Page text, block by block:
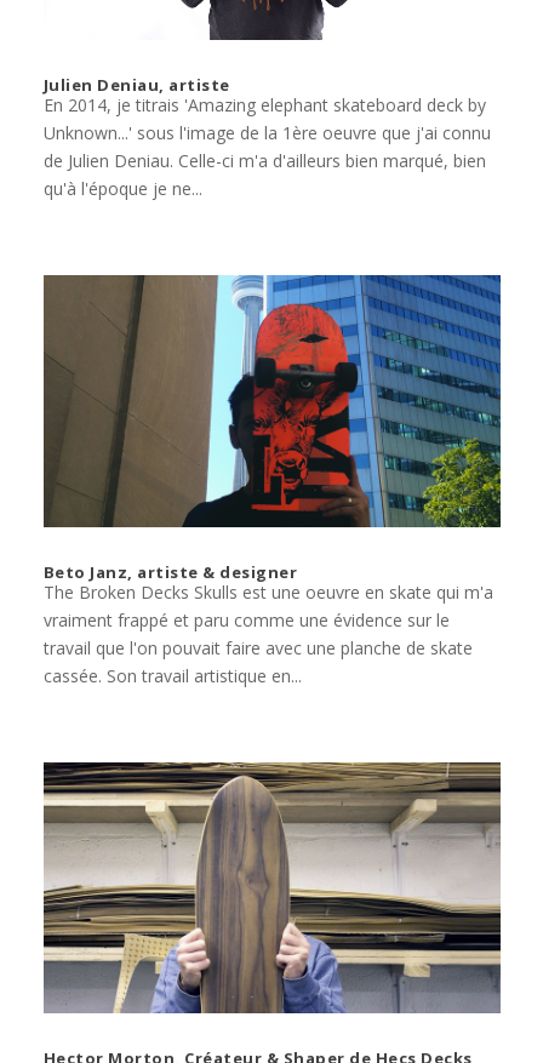
Julien Deniau, artiste
En 2014, je titrais 'Amazing elephant skateboard deck by
Unknown...' sous l'image de la 1ère oeuvre que j'ai connu
de Julien Deniau. Celle-ci m'a d'ailleurs bien marqué, bien
qu'à l'époque je ne...
Beto Janz, artiste & designer
The Broken Decks Skulls est une oeuvre en skate qui m'a
vraiment frappé et paru comme une évidence sur le
travail que l'on pouvait faire avec une planche de skate
cassée. Son travail artistique en...
Hector Morton, Créateur & Shaper de Hecs Decks